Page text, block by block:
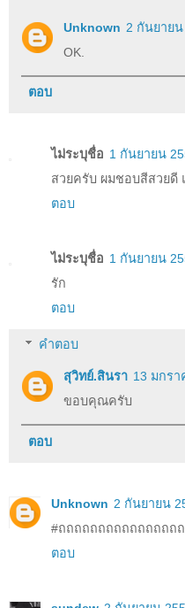
Unknown 2 กันยายน
OK.
ตอบ
ไม่ระบุชื่อ 1 กันยายน
สวยครับ ผมชอบสีสวย
ตอบ
ไม่ระบุชื่อ 1 กันยายน
รัก
ตอบ
คำตอบ
สุวิทย์.สินรา 13 มกรา
ขอบคุณครับ
ตอบ
Unknown 2 กันยายน
#ถถถถถถถถถถถถถถถ
ตอบ